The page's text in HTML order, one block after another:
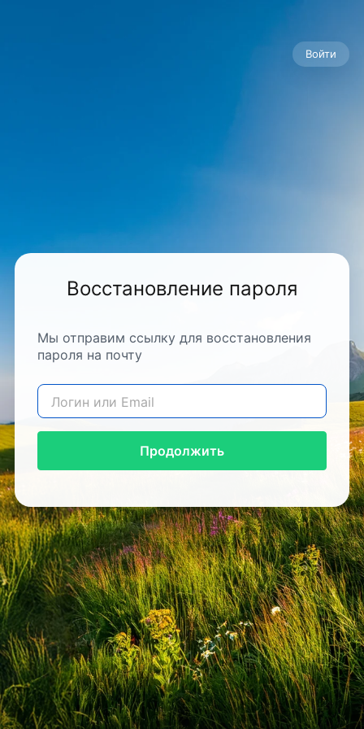
Войти
Восстановление пароля
Мы отправим ссылку для восстановления
пароля на почту
Продолжить